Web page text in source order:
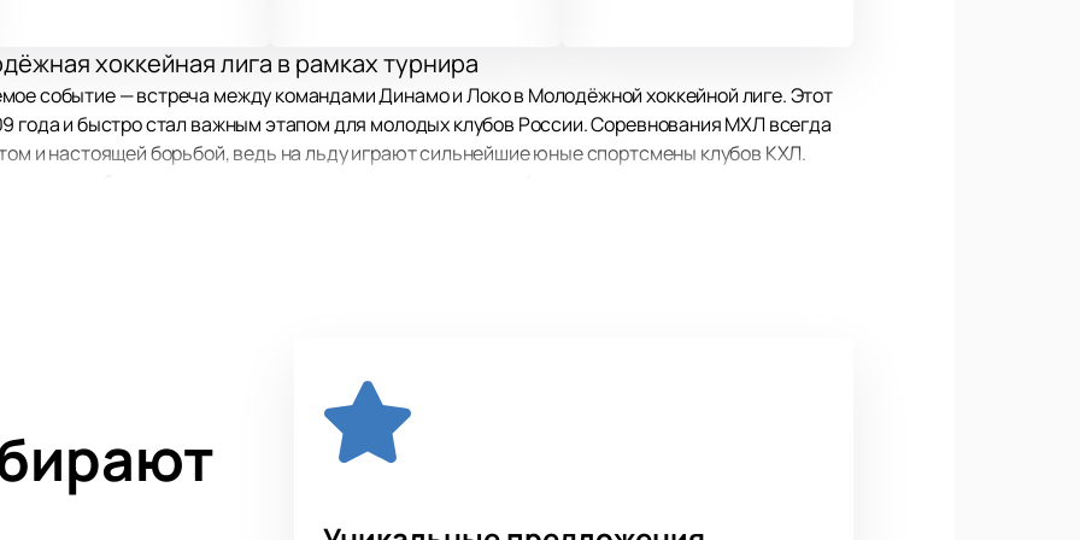
хоккейная лига в рамках турнира
событие — встреча между командами Динамо и Локо в Молодёжной хоккейной лиге. Этот
года и быстро стал важным этапом для молодых клубов России. Соревнования МХЛ всегда
и настоящей борьбой, ведь на льду играют сильнейшие юные спортсмены клубов КХЛ.
ХК Динамо и ХК Локо. Оба коллектива имеют богатую историю выступлений в КХЛ и
высокий уровень игры. Эти соперники известны настойчивостью, мастерством и
превращается в интересное шоу для всех ценителей хоккея. За матчами следят тысячи